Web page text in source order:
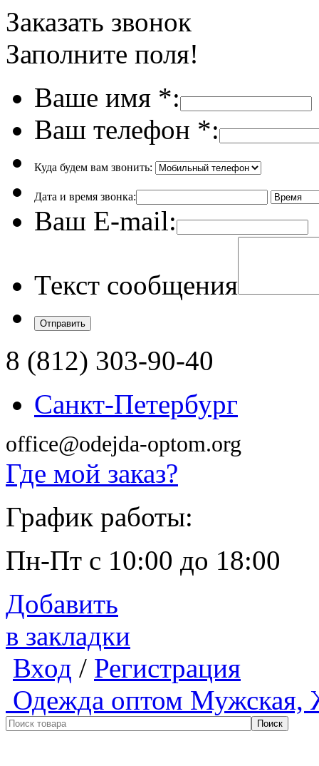
Заказать звонок
Заполните поля!
Ваше имя *:
Ваш телефон *:
Куда будем вам звонить:
Дата и время звонка:
Ваш E-mail:
Текст сообщения
8 (812) 303-90-40
Санкт-Петербург
office@odejda-optom.org
Где мой заказ?
График работы:
Пн-Пт с 10:00 до 18:00
Добавить
в закладки
Вход / Регистрация
Одежда оптом Мужская,